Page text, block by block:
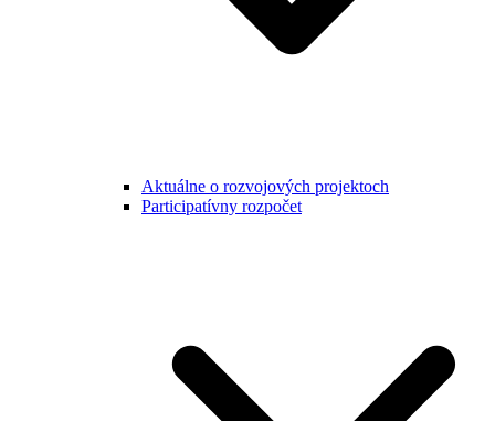
Aktuálne o rozvojových projektoch
Participatívny rozpočet